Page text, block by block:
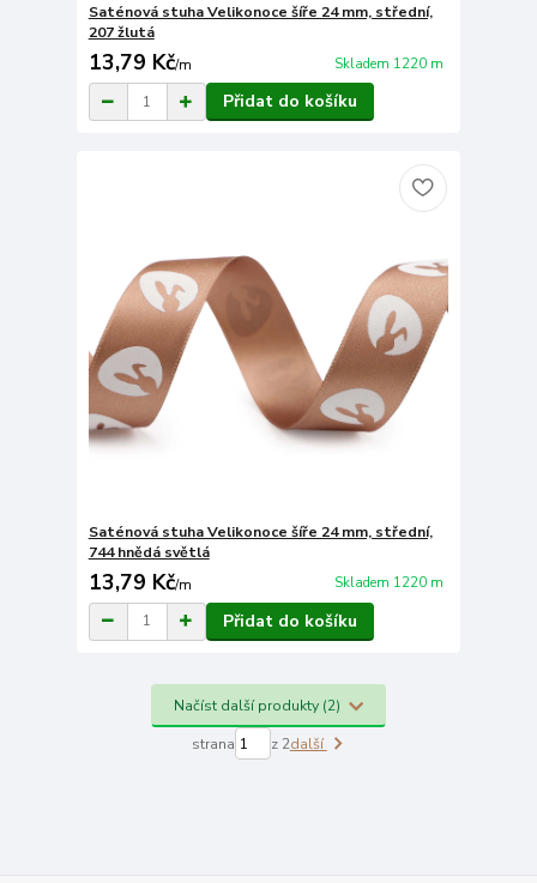
Saténová stuha Velikonoce šíře 24 mm, střední,
207 žlutá
13,79 Kč/m Skladem 1220 m
Přidat do košíku
Saténová stuha Velikonoce šíře 24 mm, střední,
744 hnědá světlá
13,79 Kč/m Skladem 1220 m
Přidat do košíku
Načíst další produkty (2)
strana z 2další